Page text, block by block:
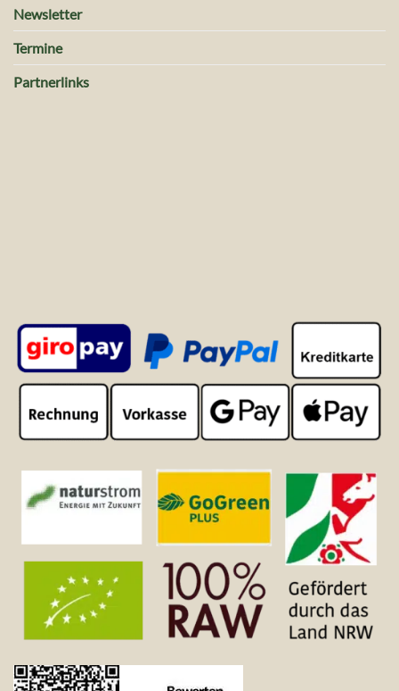
Newsletter
Termine
Partnerlinks